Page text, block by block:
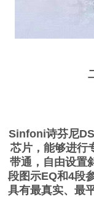
Sinfoni诗芬尼
芯片，能够进行
带通，自由设置
段图示EQ和4段
具有最真实、最